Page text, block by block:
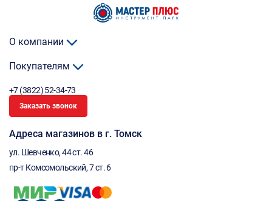
О компании
Покупателям
+7 (3822) 52-34-73
Заказать звонок
Адреса магазинов в г. Томск
ул. Шевченко, 44 ст. 46
пр-т Комсомольский, 7 ст. 6